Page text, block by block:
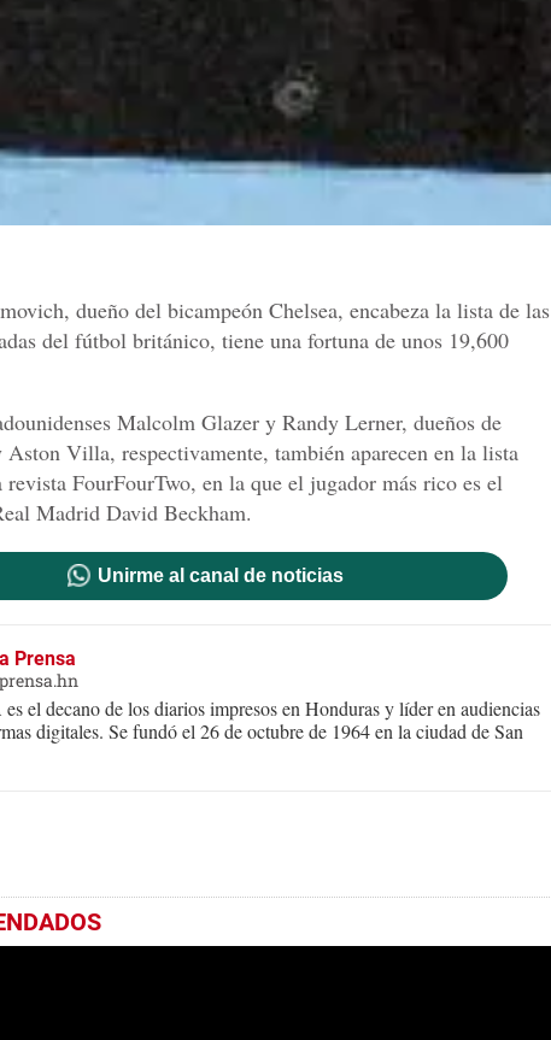
dueño del bicampeón Chelsea, encabeza la lista de las
del fútbol británico, tiene una fortuna de unos 19,600
Malcolm Glazer y Randy Lerner, dueños de
Villa, respectivamente, también aparecen en la lista
FourFourTwo, en la que el jugador más rico es el
Madrid David Beckham.
Unirme al canal de noticias
Prensa
el decano de los diarios impresos en Honduras y líder en audiencias
digitales. Se fundó el 26 de octubre de 1964 en la ciudad de San